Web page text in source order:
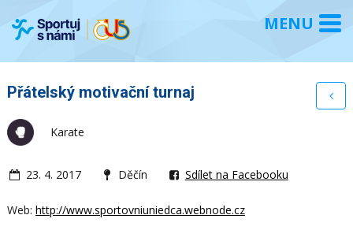
Přátelský motivační turnaj
Karate
23. 4. 2017 Děčín Sdílet na Facebooku
Web: http://www.sportovniuniedca.webnode.cz